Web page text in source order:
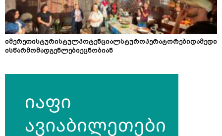
იმერეთისტურისტულპოტენციალსტუროპერატორებიდამედი
ისწარმომადგენლებიეცნობიან